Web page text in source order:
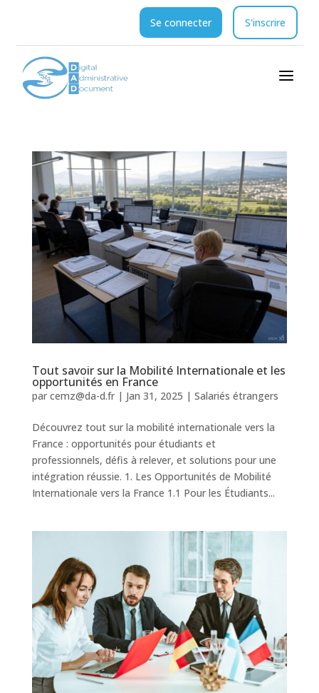
Se connecter S'inscrire
a
Tout savoir sur la Mobilité Internationale et les
opportunités en France
par cemz@da-d.fr| Jan 31, 2025 | Salariés étrangers
Découvrez tout sur la mobilité internationale vers la
France : opportunités pour étudiants et
professionnels, défis à relever, et solutions pour une
intégration réussie. 1. Les Opportunités de Mobilité
Internationale vers la France 1.1 Pour les Étudiants...